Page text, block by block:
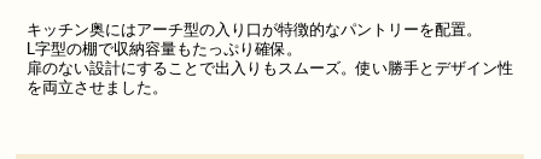
キッチン奥にはアーチ型の入り口が特徴的なパントリーを配置。
L字型の棚で収納容量もたっぷり確保。
扉のない設計にすることで出入りもスムーズ。使い勝手とデザイン性
を両立させました。